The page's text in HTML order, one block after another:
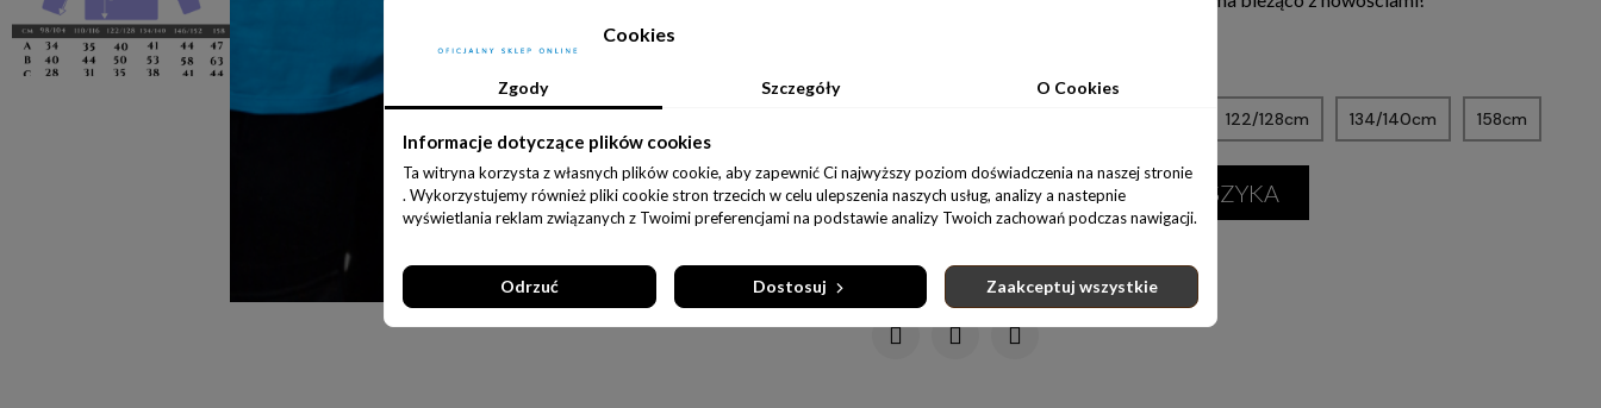
122/128cm 134/140cm 158cm
DODAJ DO KOSZYKA
Udostępnij:
Cookies
Zgody Szczegóły O Cookies
Informacje dotyczące plików cookies
Ta witryna korzysta z własnych plików cookie, aby zapewnić Ci najwyższy poziom doświadczenia na naszej stronie
. Wykorzystujemy również pliki cookie stron trzecich w celu ulepszenia naszych usług, analizy a nastepnie
wyświetlania reklam związanych z Twoimi preferencjami na podstawie analizy Twoich zachowań podczas nawigacji.
Odrzuć Dostosuj Zaakceptuj wszystkie